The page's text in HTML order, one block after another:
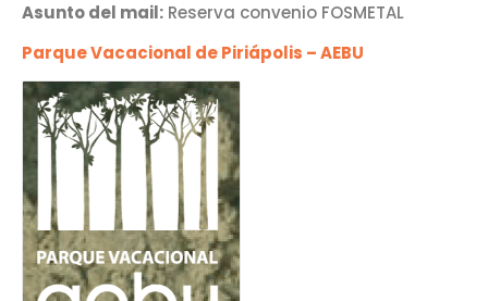
Asunto del mail: Reserva convenio FOSMETAL
Parque Vacacional de Piriápolis – AEBU